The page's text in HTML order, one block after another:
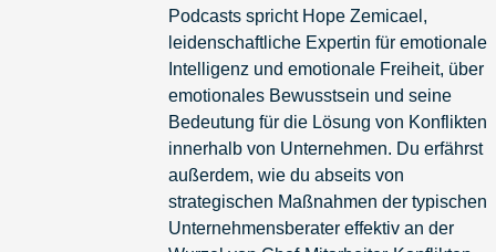
Podcasts spricht Hope Zemicael,
leidenschaftliche Expertin für emotionale
Intelligenz und emotionale Freiheit, über
emotionales Bewusstsein und seine
Bedeutung für die Lösung von Konflikten
innerhalb von Unternehmen. Du erfährst
außerdem, wie du abseits von
strategischen Maßnahmen der typischen
Unternehmensberater effektiv an der